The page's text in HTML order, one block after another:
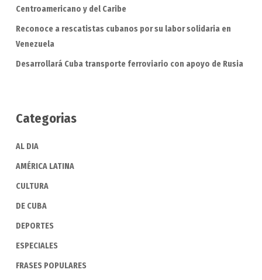
Centroamericano y del Caribe
Reconoce a rescatistas cubanos por su labor solidaria en
Venezuela
Desarrollará Cuba transporte ferroviario con apoyo de Rusia
Categorias
AL DIA
AMÉRICA LATINA
CULTURA
DE CUBA
DEPORTES
ESPECIALES
FRASES POPULARES